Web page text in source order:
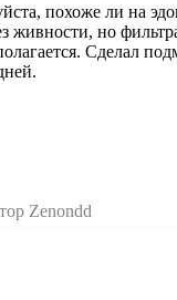
похоже ли на
живности, но
Сделал
Zenondd